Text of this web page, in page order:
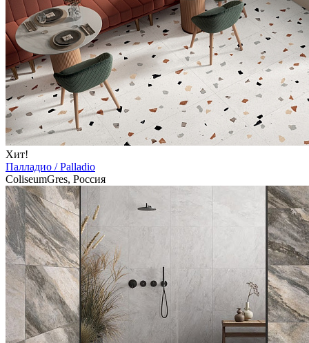
Хит!
Палладио / Palladio
ColiseumGres, Россия